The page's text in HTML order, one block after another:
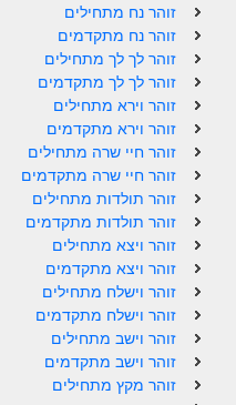
זוהר נח מתחילים
זוהר נח מתקדמים
זוהר לך לך מתחילים
זוהר לך לך מתקדמים
זוהר וירא מתחילים
זוהר וירא מתקדמים
זוהר חיי שרה מתחילים
זוהר חיי שרה מתקדמים
זוהר תולדות מתחילים
זוהר תולדות מתקדמים
זוהר ויצא מתחילים
זוהר ויצא מתקדמים
זוהר וישלח מתחילים
זוהר וישלח מתקדמים
זוהר וישב מתחילים
זוהר וישב מתקדמים
זוהר מקץ מתחילים